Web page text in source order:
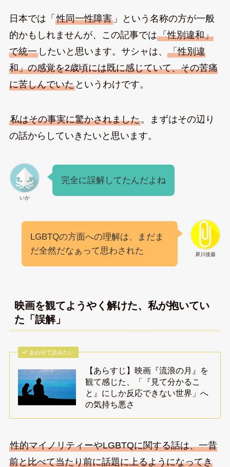
日本では「 性同一性障害」という名称の方が一般
的かもしれませんが、この記事では「性別違和」
で統一したいと思います。サシャは、 「性別違
和」の感覚を2歳頃には既に感じていて、その苦痛
に苦しんでいたというわけです。
私はその事実に驚かされました。まずはその辺り
の話からしていきたいと思います。
いか
完全に誤解してたんだよね
犀川後藤
LGBTQの方面への理解は、まだま
だ全然だなぁって思わされた
映画を観てようやく解けた、私が抱いてい
た「誤解」
あわせて読みたい
【あらすじ】映画『流浪の月』を
観て感じた、「『見て分かるこ
と』にしか反応できない世界」へ
の気持ち悪さ
性的マイノリティーやLGBTQに関する話は、一昔
前と比べて当たり前に話題に上るようになってき